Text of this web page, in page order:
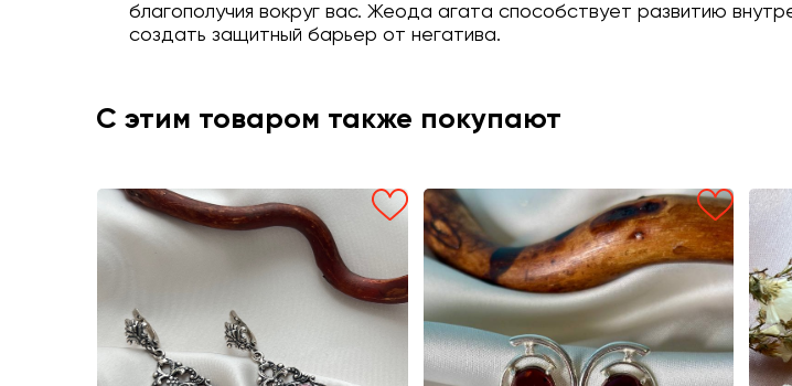
благополучия вокруг вас. Жеода агата способствует развитию
создать защитный барьер от негатива.
С этим товаром также покупают